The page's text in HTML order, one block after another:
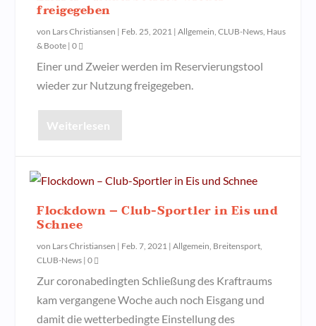
freigegeben
von Lars Christiansen | Feb. 25, 2021 |Allgemein,CLUB-News, Haus
& Boote |0
Einer und Zweier werden im Reservierungstool
wieder zur Nutzung freigegeben.
Weiterlesen
Flockdown – Club-Sportler in Eis und
Schnee
von Lars Christiansen | Feb. 7, 2021 |Allgemein, Breitensport,
CLUB-News |0
Zur coronabedingten Schließung des Kraftraums
kam vergangene Woche auch noch Eisgang und
damit die wetterbedingte Einstellung des